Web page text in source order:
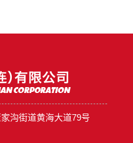
沟街道黄海大道79号